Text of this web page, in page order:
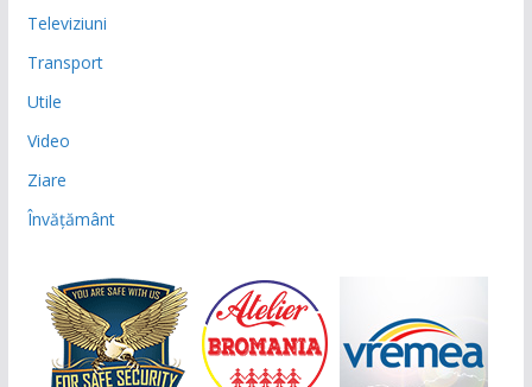
Televiziuni
Transport
Utile
Video
Ziare
Învățământ